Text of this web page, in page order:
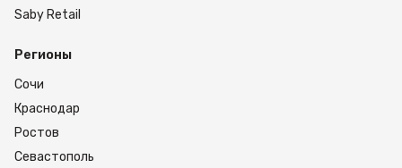
Saby Retail
Регионы
Сочи
Краснодар
Ростов
Севастополь